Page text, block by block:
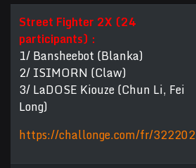
Street Fighter 2X (24
participants) :
1/ Bansheebot (Blanka)
2/ ISIMORN (Claw)
3/ LaDOSE Kiouze (Chun Li, Fei
Long)
https://challonge.com/fr/322202